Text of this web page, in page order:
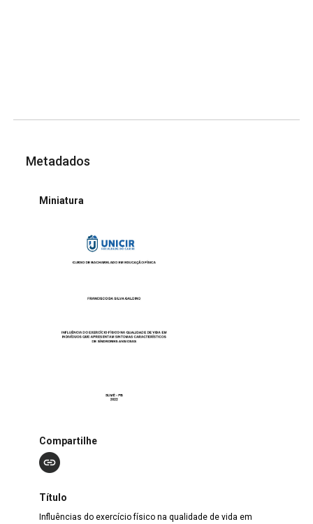
Metadados
Miniatura
Compartilhe
Título
Influências do exercício físico na qualidade de vida em